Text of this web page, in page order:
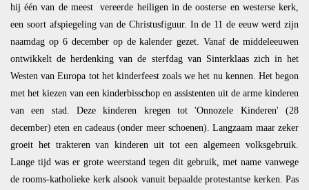
hij één van de meest vereerde heiligen in de oosterse en westerse kerk,
een soort afspiegeling van de Christusfiguur. In de 11 de eeuw werd zijn
naamdag op 6 december op de kalender gezet. Vanaf de middeleeuwen
ontwikkelt de herdenking van de sterfdag van Sinterklaas zich in het
Westen van Europa tot het kinderfeest zoals we het nu kennen. Het begon
met het kiezen van een kinderbisschop en assistenten uit de arme kinderen
van een stad. Deze kinderen kregen tot 'Onnozele Kinderen' (28
december) eten en cadeaus (onder meer schoenen). Langzaam maar zeker
groeit het trakteren van kinderen uit tot een algemeen volksgebruik.
Lange tijd was er grote weerstand tegen dit gebruik, met name vanwege
de rooms-katholieke kerk alsook vanuit bepaalde protestantse kerken. Pas